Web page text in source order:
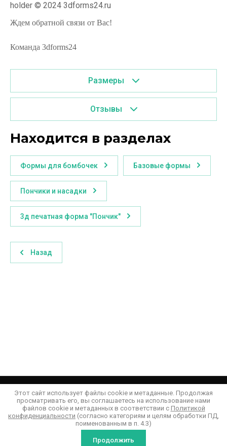
holder © 2024 3dforms24.ru
Ждем обратной связи от Вас!
Команда 3dforms24
Размеры
Отзывы
Находится в разделах
Формы для бомбочек Базовые формы
Пончики и насадки
3д печатная форма "Пончик"
Назад
Мы в соц. сетях
Этот сайт использует файлы cookie и метаданные. Продолжая
просматривать его, вы соглашаетесь на использование нами
файлов cookie и метаданных в соответствии с Политикой
конфиденциальности (согласно категориям и целям обработки ПД,
поименованным в п. 4.3)
Продолжить